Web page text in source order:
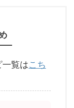
覧はこち